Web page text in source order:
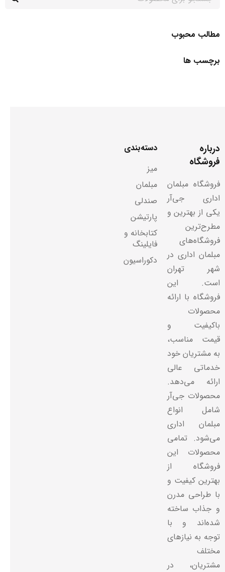
مطالب محبوب
برچسب ها
درباره
فروشگاه
فروشگاه مبلمان
اداری جی‌آر
یکی از بهترین و
مطرح‌ترین
فروشگاه‌های
مبلمان اداری در
شهر تهران
است. این
فروشگاه با ارائه
محصولات
باکیفیت و
قیمت مناسب،
به مشتریان خود
خدماتی عالی
ارائه می‌دهد.
محصولات جی‌آر
شامل انواع
مبلمان اداری
می‌شود. تمامی
محصولات این
فروشگاه از
بهترین کیفیت و
با طراحی مدرن
و جذاب ساخته
شده‌اند و با
توجه به نیازهای
مختلف
مشتریان، در
دسته‌بندی
میز
مبلمان
صندلی
پارتیشن
کتابخانه و
فایلینگ
دکوراسیون